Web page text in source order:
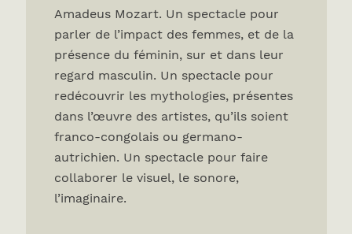
Amadeus Mozart. Un spectacle pour
parler de l’impact des femmes, et de la
présence du féminin, sur et dans leur
regard masculin. Un spectacle pour
redécouvrir les mythologies, présentes
dans l’œuvre des artistes, qu’ils soient
franco-congolais ou germano-
autrichien. Un spectacle pour faire
collaborer le visuel, le sonore,
l’imaginaire.